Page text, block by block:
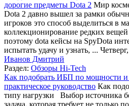
дорогие предметы Dota 2 Мир
Dota 2 давно вышел за рамки
игроков это способ выделиться в
коллекционирование редких
поэтому dota кейсы на SpyDota
испытать удачу и узнать, ...
Иванов Дмитрий
Раздел: Обзоры Hi-Tech
Как подобрать ИБП по мощности
практическое руководство Как
типу нагрузки Выбор источника
задача, которая требует не только